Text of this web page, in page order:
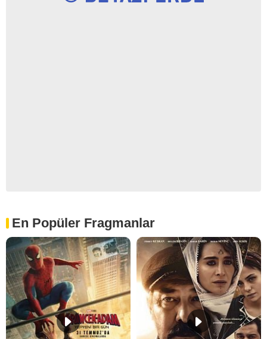
En Popüler Fragmanlar